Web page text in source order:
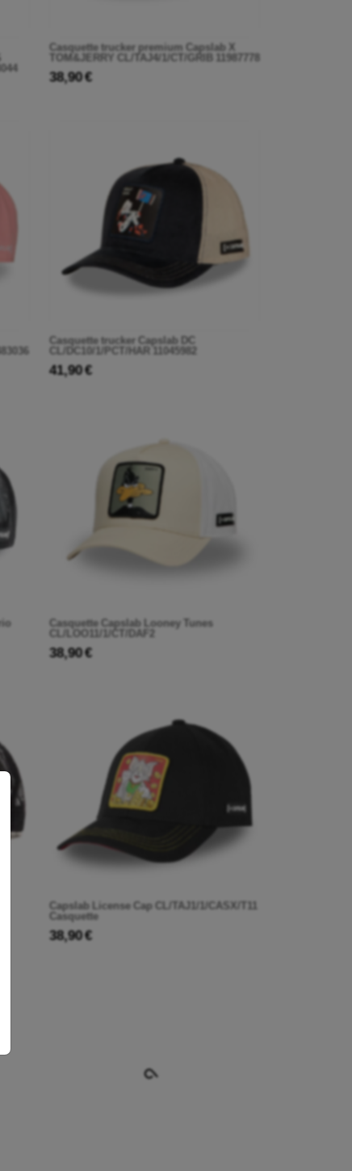
Casquette trucker premium Capslab X
TOM&JERRY CL/TAJ4/1/CT/GRIB 11987778
38,90 €
Casquette trucker Capslab DC
CL/DC10/1/PCT/HAR 11045982
41,90 €
Casquette Capslab Looney Tunes
CL/LOO11/1/CT/DAF2
38,90 €
Capslab License Cap CL/TAJ1/1/CASX/T11
Casquette
38,90 €